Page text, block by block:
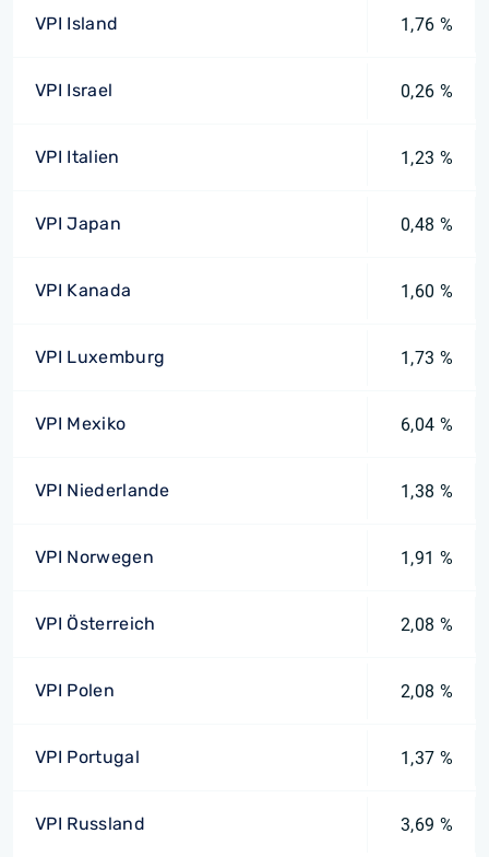
VPI Island 1,76 %
VPI Israel 0,26 %
VPI Italien 1,23 %
VPI Japan 0,48 %
VPI Kanada 1,60 %
VPI Luxemburg 1,73 %
VPI Mexiko 6,04 %
VPI Niederlande 1,38 %
VPI Norwegen 1,91 %
VPI Österreich 2,08 %
VPI Polen 2,08 %
VPI Portugal 1,37 %
VPI Russland 3,69 %